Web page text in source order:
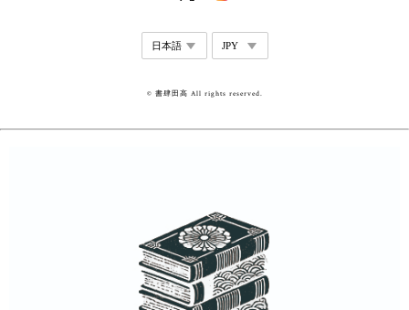
© 書肆田高 All rights reserved.